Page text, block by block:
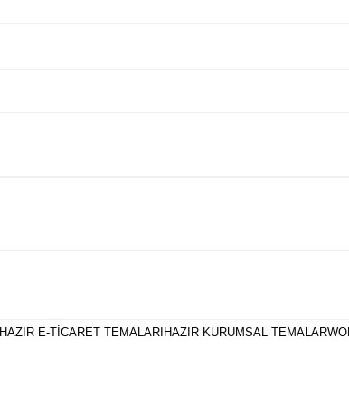
HAZIR E-TICARET TEMALARI HAZIR KURUMSAL TEMALAR